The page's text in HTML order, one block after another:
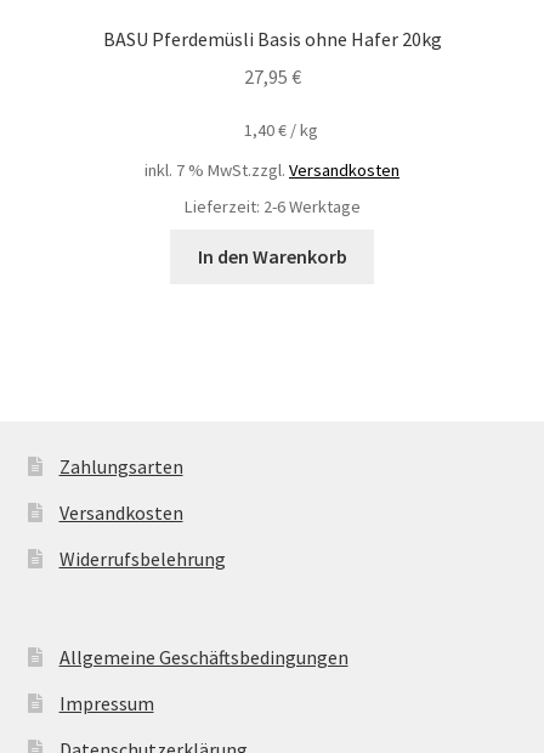
BASU Pferdemüsli Basis ohne Hafer 20kg
27,95 €
1,40€/kg
inkl. 7 % MwSt.zzgl. Versandkosten
Lieferzeit: 2-6 Werktage
In den Warenkorb
Zahlungsarten
Versandkosten
Widerrufsbelehrung
Allgemeine Geschäftsbedingungen
Impressum